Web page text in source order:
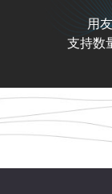
用
支持数